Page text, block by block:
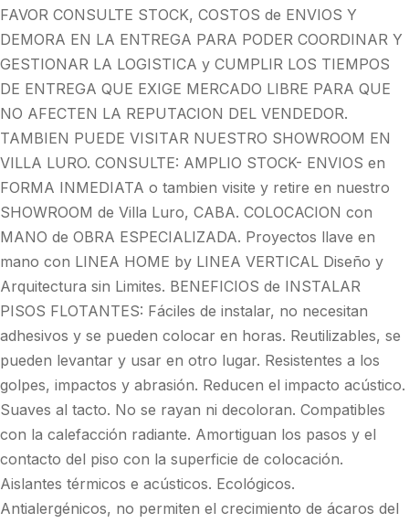
FAVOR CONSULTE STOCK, COSTOS de ENVIOS Y
DEMORA EN LA ENTREGA PARA PODER COORDINAR Y
GESTIONAR LA LOGISTICA y CUMPLIR LOS TIEMPOS
DE ENTREGA QUE EXIGE MERCADO LIBRE PARA QUE
NO AFECTEN LA REPUTACION DEL VENDEDOR.
TAMBIEN PUEDE VISITAR NUESTRO SHOWROOM EN
VILLA LURO. CONSULTE: AMPLIO STOCK- ENVIOS en
FORMA INMEDIATA o tambien visite y retire en nuestro
SHOWROOM de Villa Luro, CABA. COLOCACION con
MANO de OBRA ESPECIALIZADA. Proyectos llave en
mano con LINEA HOME by LINEA VERTICAL Diseño y
Arquitectura sin Limites. BENEFICIOS de INSTALAR
PISOS FLOTANTES: Fáciles de instalar, no necesitan
adhesivos y se pueden colocar en horas. Reutilizables, se
pueden levantar y usar en otro lugar. Resistentes a los
golpes, impactos y abrasión. Reducen el impacto acústico.
Suaves al tacto. No se rayan ni decoloran. Compatibles
con la calefacción radiante. Amortiguan los pasos y el
contacto del piso con la superficie de colocación.
Aislantes térmicos e acústicos. Ecológicos.
Antialergénicos, no permiten el crecimiento de ácaros del